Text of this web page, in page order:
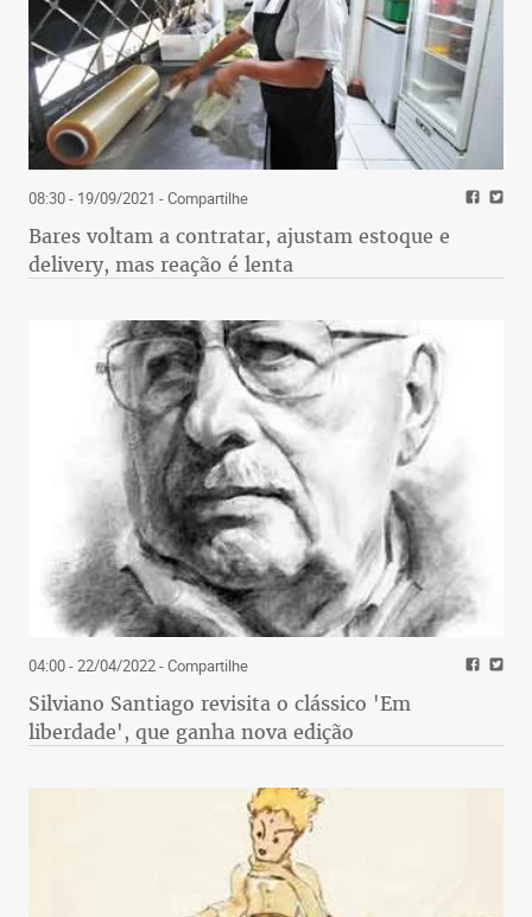
08:30 - 19/09/2021 - Compartilhe
Bares voltam a contratar, ajustam estoque e
delivery, mas reação é lenta
04:00 - 22/04/2022- Compartilhe
Silviano Santiago revisita o clássico 'Em
liberdade', que ganha nova edição